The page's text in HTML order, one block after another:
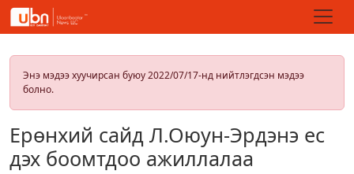
Энэ мэдээ хуучирсан буюу 2022/07/17-нд нийтлэгдсэн мэдээ
болно.
Ерөнхий сайд Л.Оюун-Эрдэнэ ес
дэх боомтдоо ажиллалаа